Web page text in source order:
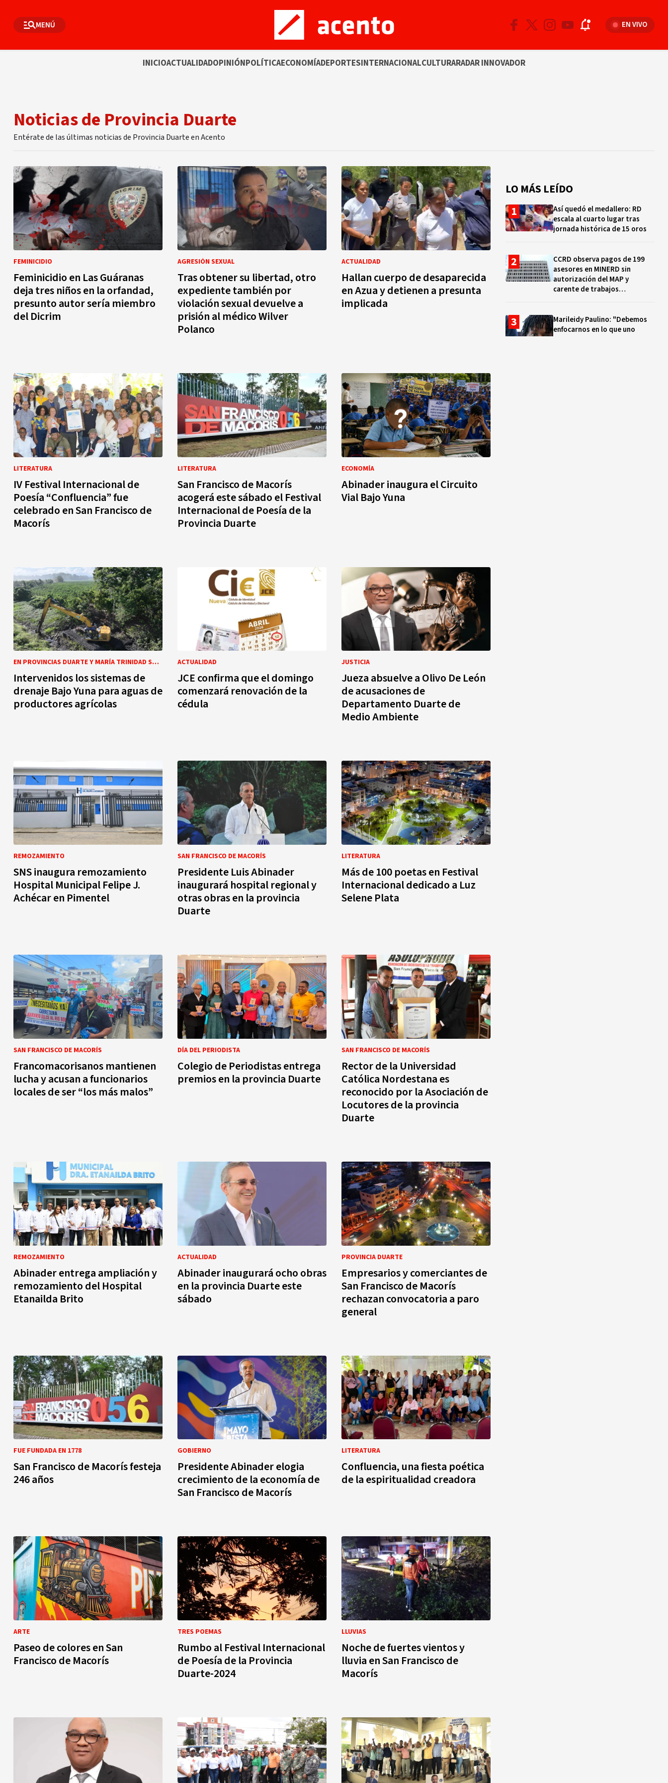
MENÚ EN VIVO
INICIOACTUALIDADOPINIÓNPOLÍTICAECONOMÍADEPORTESINTERNACIONALCULTURARADAR INNOVADOR
Noticias de Provincia Duarte
Entérate de las últimas noticias de Provincia Duarte en Acento
FEMINICIDIO
Feminicidio en Las Guáranas
deja tres niños en la orfandad,
presunto autor sería miembro
del Dicrim
AGRESIÓN SEXUAL
Tras obtener su libertad, otro
expediente también por
violación sexual devuelve a
prisión al médico Wilver
Polanco
ACTUALIDAD
Hallan cuerpo de desaparecida
en Azua y detienen a presunta
implicada
LITERATURA
IV Festival Internacional de
Poesía “Confluencia” fue
celebrado en San Francisco de
Macorís
LITERATURA
San Francisco de Macorís
acogerá este sábado el Festival
Internacional de Poesía de la
Provincia Duarte
ECONOMÍA
Abinader inaugura el Circuito
Vial Bajo Yuna
EN PROVINCIAS DUARTE Y MARÍA TRINIDAD SÁNCHEZ
Intervenidos los sistemas de
drenaje Bajo Yuna para aguas de
productores agrícolas
ACTUALIDAD
JCE confirma que el domingo
comenzará renovación de la
cédula
JUSTICIA
Jueza absuelve a Olivo De León
de acusaciones de
Departamento Duarte de
Medio Ambiente
REMOZAMIENTO
SNS inaugura remozamiento
Hospital Municipal Felipe J.
Achécar en Pimentel
SAN FRANCISCO DE MACORÍS
Presidente Luis Abinader
inaugurará hospital regional y
otras obras en la provincia
Duarte
LITERATURA
Más de 100 poetas en Festival
Internacional dedicado a Luz
Selene Plata
SAN FRANCISCO DE MACORÍS
Francomacorisanos mantienen
lucha y acusan a funcionarios
locales de ser “los más malos”
DÍA DEL PERIODISTA
Colegio de Periodistas entrega
premios en la provincia Duarte
SAN FRANCISCO DE MACORÍS
Rector de la Universidad
Católica Nordestana es
reconocido por la Asociación de
Locutores de la provincia
Duarte
REMOZAMIENTO
Abinader entrega ampliación y
remozamiento del Hospital
Etanailda Brito
ACTUALIDAD
Abinader inaugurará ocho obras
en la provincia Duarte este
sábado
PROVINCIA DUARTE
Empresarios y comerciantes de
San Francisco de Macorís
rechazan convocatoria a paro
general
FUE FUNDADA EN 1778
San Francisco de Macorís festeja
246 años
GOBIERNO
Presidente Abinader elogia
crecimiento de la economía de
San Francisco de Macorís
LITERATURA
Confluencia, una fiesta poética
de la espiritualidad creadora
ARTE
Paseo de colores en San
Francisco de Macorís
TRES POEMAS
Rumbo al Festival Internacional
de Poesía de la Provincia
Duarte-2024
LLUVIAS
Noche de fuertes vientos y
lluvia en San Francisco de
Macorís
LO MÁS LEÍDO
Así quedó el medallero: RD
escala al cuarto lugar tras
jornada histórica de 15 oros
CCRD observa pagos de 199
asesores en MINERD sin
autorización del MAP y
carente de trabajos
Marileidy Paulino: "Debemos
enfocarnos en lo que uno